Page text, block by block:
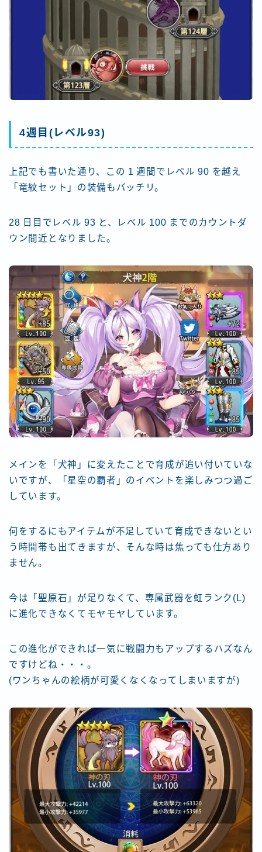
4週目(レベル93)
上記でも書いた通り、この 1 週間でレベル 90 を越え
「竜紋セット」の装備もバッチリ。
28 日目でレベル 93 と、レベル 100 までのカウントダ
ウン間近となりました。
メインを「犬神」に変えたことで育成が追い付いていな
いですが、「星空の覇者」のイベントを楽しみつつ過ご
しています。
何をするにもアイテムが不足していて育成できないとい
う時間帯も出てきますが、そんな時は焦っても仕方あり
ません。
今は「聖原石」が足りなくて、専属武器を虹ランク(L)
に進化できなくてモヤモヤしています。
この進化ができれば一気に戦闘力もアップするハズなん
ですけどね・・・。
(ワンちゃんの絵柄が可愛くなくなってしまいますが)